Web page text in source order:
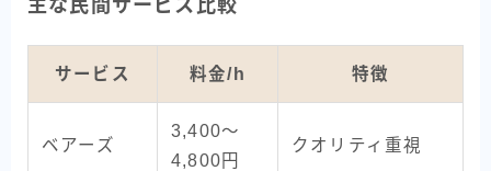
主な民間サービス比較
サービス 料金/h 特徴
ベアーズ
3,400〜
4,800円
クオリティ重視